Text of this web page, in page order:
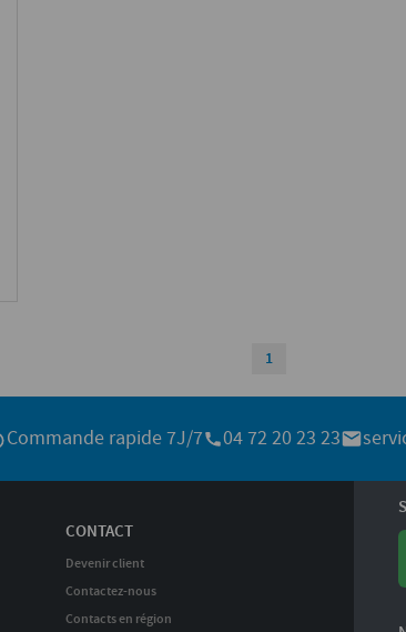
1
Commande rapide 7J/7 04 72 20 23 23
CONTACT
Devenir client
Contactez-nous
Contacts en région